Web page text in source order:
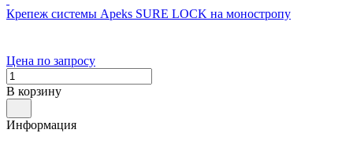
Крепеж системы Apeks SURE LOCK на моностропу
Цена по запросу
В корзину
Информация